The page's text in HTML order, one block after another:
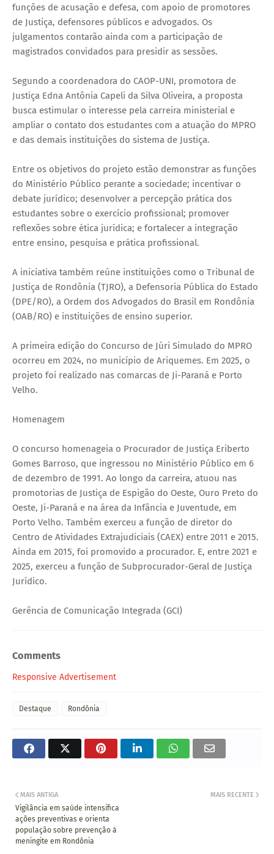
funções de acusação e defesa, com apoio de promotores
de Justiça, defensores públicos e advogados. Os
julgamentos contarão ainda com a participação de
magistrados convidados para presidir as sessões.
Segundo a coordenadora do CAOP-UNI, promotora de
Justiça Edna Antônia Capeli da Silva Oliveira, a proposta
busca estimular o interesse pela carreira ministerial e
ampliar o contato dos estudantes com a atuação do MPRO
e das demais instituições do sistema de Justiça.
Entre os objetivos do projeto estão demonstrar as funções
do Ministério Público perante a sociedade; incentivar o
debate jurídico; desenvolver a percepção prática dos
estudantes sobre o exercício profissional; promover
reflexões sobre ética jurídica; e fortalecer a integração
entre ensino, pesquisa e prática profissional.
A iniciativa também reúne instituições como o Tribunal de
Justiça de Rondônia (TJRO), a Defensoria Pública do Estado
(DPE/RO), a Ordem dos Advogados do Brasil em Rondônia
(OAB/RO) e instituições de ensino superior.
A primeira edição do Concurso de Júri Simulado do MPRO
ocorreu em 2024, no município de Ariquemes. Em 2025, o
projeto foi realizado nas comarcas de Ji-Paraná e Porto
Velho.
Homenagem
O concurso homenageia o Procurador de Justiça Eriberto
Gomes Barroso, que ingressou no Ministério Público em 6
de dezembro de 1991. Ao longo da carreira, atuou nas
promotorias de Justiça de Espigão do Oeste, Ouro Preto do
Oeste, Ji-Paraná e na área da Infância e Juventude, em
Porto Velho. Também exerceu a função de diretor do
Centro de Atividades Extrajudiciais (CAEX) entre 2011 e 2015.
Ainda em 2015, foi promovido a procurador. E, entre 2021 e
2025, exerceu a função de Subprocurador-Geral de Justiça
Jurídico.
Gerência de Comunicação Integrada (GCI)
Comments
Responsive Advertisement
Destaque Rondônia
MAIS RECENTE
MAIS ANTIGA
Vigilância em saúde intensifica
ações preventivas e orienta
população sobre prevenção à
meningite em Rondônia